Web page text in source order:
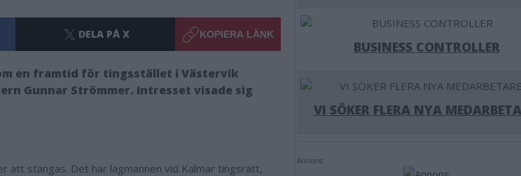
DELA PÅ X KOPIERA LÄNK
en framtid för tingsstället i Västervik
Gunnar Strömmer. Intresset visade sig
att stängas. Det har lagmannen vid Kalmar tingsrätt,
BUSINESS CONTROLLER
VI SÖKER FLERA NYA
Annons: